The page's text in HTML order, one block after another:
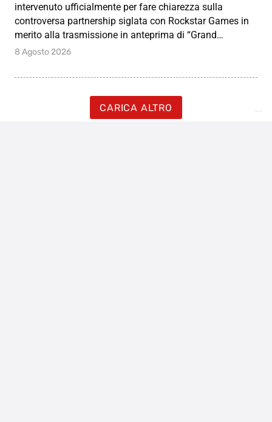
intervenuto ufficialmente per fare chiarezza sulla
controversa partnership siglata con Rockstar Games in
merito alla trasmissione in anteprima di “Grand…
8 Agosto 2026
CARICA ALTRO